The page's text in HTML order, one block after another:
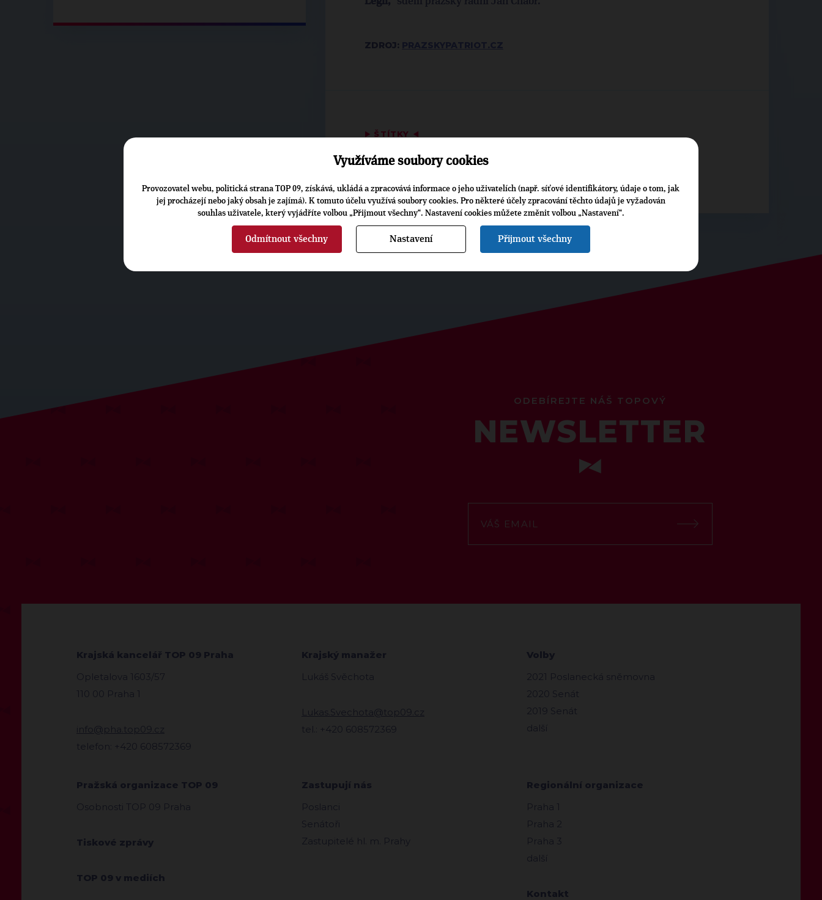
ZDROJ:
▶ ŠTÍTKY ◀
Osobnosti: Jan Chabr
ODEBÍREJTE NÁŠ TOPOVÝ
NEWSLETTER
Krajská kancelář TOP 09 Praha
Opletalova 1603/57
110 00 Praha 1
info@pha.top09.cz
telefon: +420 608572369
Krajský manažer
Lukáš Svěchota
Lukas.Svechota@top09.cz
tel.: +420 608572369
Volby
2021 Poslanecká sněmovna
2020 Senát
2019 Senát
další
Pražská organizace TOP 09
Osobnosti TOP 09 Praha
Tiskové zprávy
TOP 09 v mediích
Zastupují nás
Poslanci
Senátoři
Zastupitelé hl. m. Prahy
Regionální organizace
Praha 1
Praha 2
Praha 3
další
Kontakt
Využíváme soubory cookies
Provozovatel webu, politická strana TOP 09, získává, ukládá a zpracovává informace o jeho uživatelích (např. síťové identifikátory, údaje o tom, jak
jej procházejí nebo jaký obsah je zajímá). K tomuto účelu využívá soubory cookies. Pro některé účely zpracování těchto údajů je vyžadován
souhlas uživatele, který vyjádříte volbou „Přijmout všechny“. Nastavení cookies můžete změnit volbou „Nastavení“.
Odmítnout všechny Nastavení Přijmout všechny